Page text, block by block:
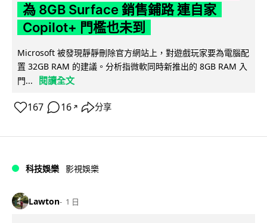
為 8GB Surface 銷售鋪路 連自家
Copilot+ 門檻也未到
Microsoft 被發現靜靜刪除官方網站上，對遊戲玩家要為電腦配
置 32GB RAM 的建議。分析指微軟同時新推出的 8GB RAM 入
門...
閱讀全文
167 16 ↗ 分享
科技娛樂 影視娛樂
Lawton 1 日